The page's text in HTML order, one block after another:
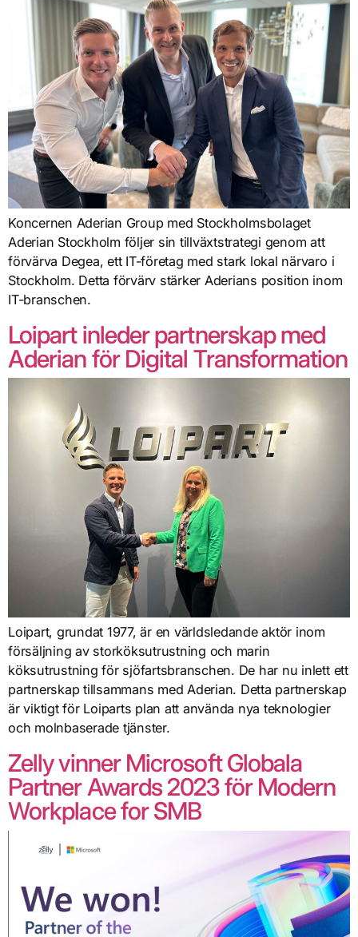
Koncernen Aderian Group med Stockholmsbolaget
Aderian Stockholm följer sin tillväxtstrategi genom att
förvärva Degea, ett IT-företag med stark lokal närvaro i
Stockholm. Detta förvärv stärker Aderians position inom
IT-branschen.
Loipart inleder partnerskap med
Aderian för Digital Transformation
Loipart, grundat 1977, är en världsledande aktör inom
försäljning av storköksutrustning och marin
köksutrustning för sjöfartsbranschen. De har nu inlett ett
partnerskap tillsammans med Aderian. Detta partnerskap
är viktigt för Loiparts plan att använda nya teknologier
och molnbaserade tjänster.
Zelly vinner Microsoft Globala
Partner Awards 2023 för Modern
Workplace for SMB